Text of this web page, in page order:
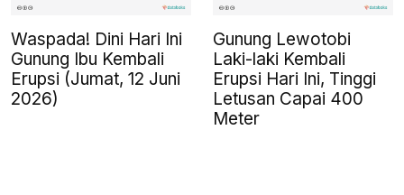
Waspada! Dini Hari Ini
Gunung Ibu Kembali
Erupsi (Jumat, 12 Juni
2026)
Gunung Lewotobi
Laki-laki Kembali
Erupsi Hari Ini, Tinggi
Letusan Capai 400
Meter